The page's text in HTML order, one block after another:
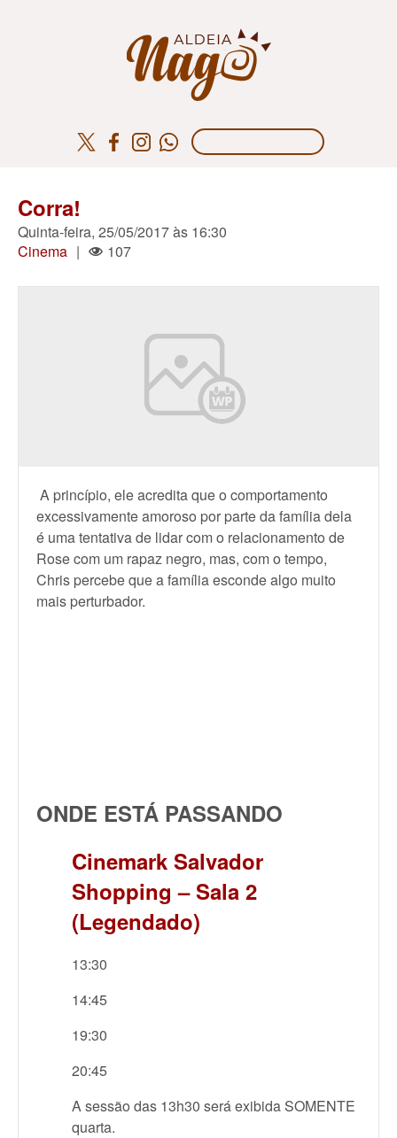
Corra!
Quinta-feira, 25/05/2017 às 16:30
Cinema | 107
A princípio, ele acredita que o comportamento
excessivamente amoroso por parte da família dela
é uma tentativa de lidar com o relacionamento de
Rose com um rapaz negro, mas, com o tempo,
Chris percebe que a família esconde algo muito
mais perturbador.
ONDE ESTÁ PASSANDO
Cinemark Salvador
Shopping – Sala 2
(Legendado)
13:30
14:45
19:30
20:45
A sessão das 13h30 será exibida SOMENTE
quarta.